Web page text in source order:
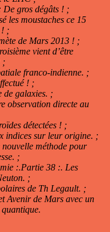
De gros dégâts ! ;
les moustaches ce 15
! ;
de Mars 2013 ! ;
vient d’être
;
franco-indienne. ;
! ;
de galaxies. ;
observation directe au
détectées ! ;
indices sur leur origine. ;
méthode pour
;
:.Partie 38 :. Les
;
de Th Legault. ;
Avenir de Mars avec un